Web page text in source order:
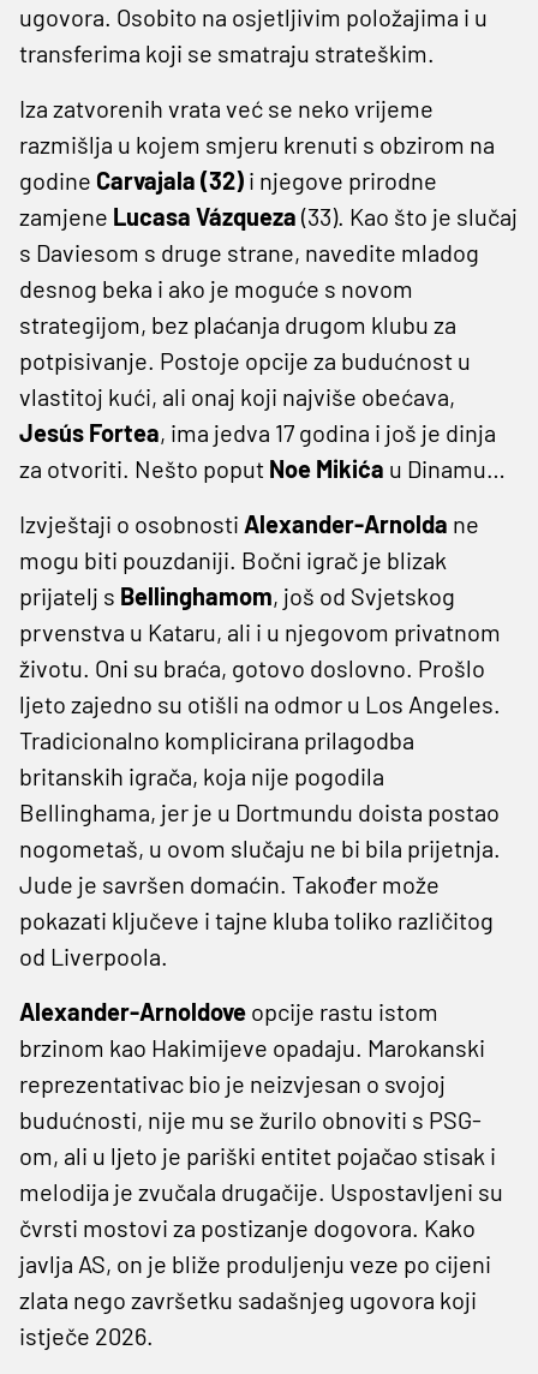
ugovora. Osobito na osjetljivim položajima i u
transferima koji se smatraju strateškim.
Iza zatvorenih vrata već se neko vrijeme
razmišlja u kojem smjeru krenuti s obzirom na
godine Carvajala (32) i njegove prirodne
zamjene Lucasa Vázqueza (33). Kao što je slučaj
s Daviesom s druge strane, navedite mladog
desnog beka i ako je moguće s novom
strategijom, bez plaćanja drugom klubu za
potpisivanje. Postoje opcije za budućnost u
vlastitoj kući, ali onaj koji najviše obećava,
Jesús Fortea, ima jedva 17 godina i još je dinja
za otvoriti. Nešto poput Noe Mikića u Dinamu…
Izvještaji o osobnosti Alexander-Arnolda ne
mogu biti pouzdaniji. Bočni igrač je blizak
prijatelj s Bellinghamom, još od Svjetskog
prvenstva u Kataru, ali i u njegovom privatnom
životu. Oni su braća, gotovo doslovno. Prošlo
ljeto zajedno su otišli na odmor u Los Angeles.
Tradicionalno komplicirana prilagodba
britanskih igrača, koja nije pogodila
Bellinghama, jer je u Dortmundu doista postao
nogometaš, u ovom slučaju ne bi bila prijetnja.
Jude je savršen domaćin. Također može
pokazati ključeve i tajne kluba toliko različitog
od Liverpoola.
Alexander-Arnoldove opcije rastu istom
brzinom kao Hakimijeve opadaju. Marokanski
reprezentativac bio je neizvjesan o svojoj
budućnosti, nije mu se žurilo obnoviti s PSG-
om, ali u ljeto je pariški entitet pojačao stisak i
melodija je zvučala drugačije. Uspostavljeni su
čvrsti mostovi za postizanje dogovora. Kako
javlja AS, on je bliže produljenju veze po cijeni
zlata nego završetku sadašnjeg ugovora koji
istječe 2026.